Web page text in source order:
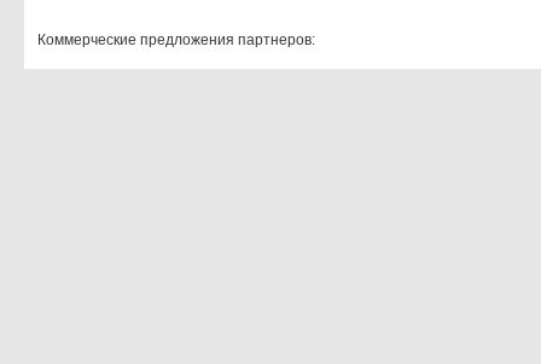
Коммерческие предложения партнеров: